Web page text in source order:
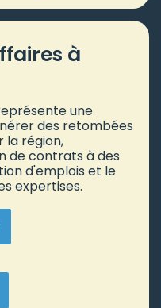
à
une
des retombées
la région,
de contrats à des
d'emplois et le
expertises.